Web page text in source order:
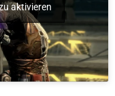
aktivieren